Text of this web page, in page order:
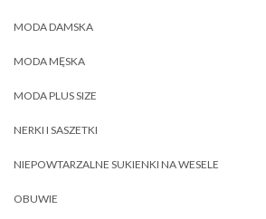
MODA DAMSKA
MODA MĘSKA
MODA PLUS SIZE
NERKI I SASZETKI
NIEPOWTARZALNE SUKIENKI NA WESELE
OBUWIE